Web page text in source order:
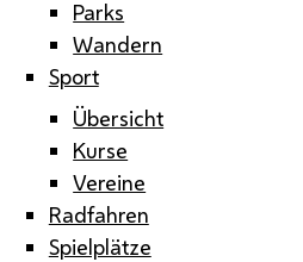
Parks
Wandern
Sport
Übersicht
Kurse
Vereine
Radfahren
Spielplätze